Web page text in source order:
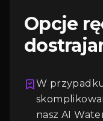
Opcje
W
nasz AI